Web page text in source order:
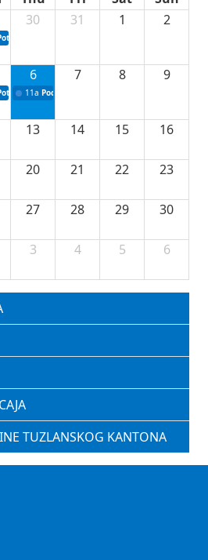
ugovora sa neprofitnim
30 31 1 2
ugovora o stipendijama za
6
11a Podrška razvoju vodne infrastrukture u
7 8 9
13 14 15 16
20 21 22 23
27 28 29 30
3 4 5 6
TUZLANSKOG KANTONA